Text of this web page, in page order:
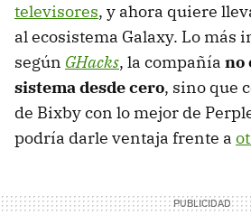
televisores, y ahora quiere
al ecosistema Galaxy. Lo más
según GHacks, la compañía no
sistema desde cero, sino que
de Bixby con lo mejor de
podría darle ventaja frente a